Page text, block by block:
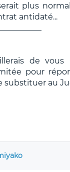
plus
antidaté...
de
pour
substituer au